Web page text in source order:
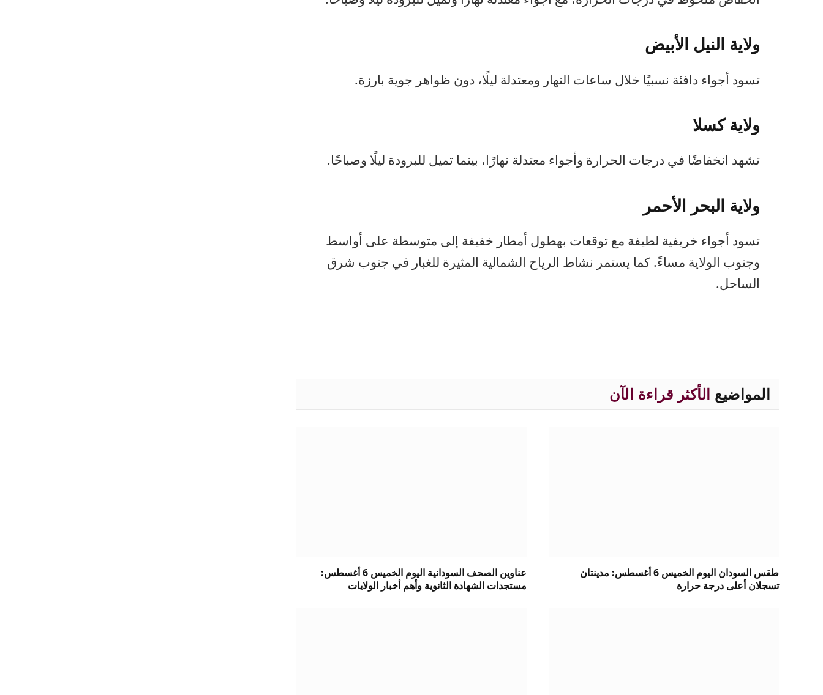
ولاية النيل الأبيض
تسود أجواء دافئة نسبيًا خلال ساعات النهار ومعتدلة ليلًا، دون ظواهر جوية بارزة.
ولاية كسلا
تشهد انخفاضًا في درجات الحرارة وأجواء معتدلة نهارًا، بينما تميل للبرودة ليلًا وصباحًا.
ولاية البحر الأحمر
تسود أجواء خريفية لطيفة مع توقعات بهطول أمطار خفيفة إلى متوسطة على أواسط
وجنوب الولاية مساءً. كما يستمر نشاط الرياح الشمالية المثيرة للغبار في جنوب شرق
الساحل.
المواضيع الأكثر قراءة الآن
طقس السودان اليوم الخميس 6 أغسطس: مدينتان
تسجلان أعلى درجة حرارة
عناوين الصحف السودانية اليوم الخميس 6 أغسطس:
مستجدات الشهادة الثانوية وأهم أخبار الولايات